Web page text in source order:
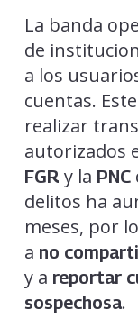
La banda
de
a los
cuentas.
realizar
autorizados
FGR y la PNC
delitos ha
meses, por
a no
y a reportar
sospechosa.